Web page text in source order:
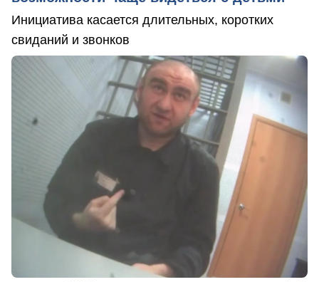
Инициатива касается длительных, коротких
свиданий и звонков